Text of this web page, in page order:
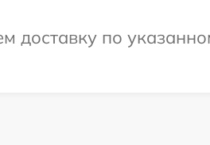
доставку по